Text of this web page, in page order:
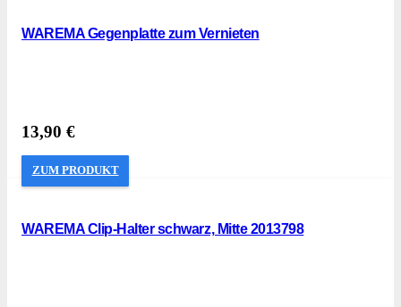
WAREMA Gegenplatte zum Vernieten
13,90 €
ZUM PRODUKT
WAREMA Clip-Halter schwarz, Mitte 2013798